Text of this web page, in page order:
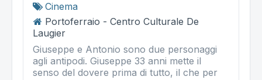
Cinema
Portoferraio - Centro Culturale De
Laugier
Giuseppe e Antonio sono due personaggi
agli antipodi. Giuseppe 33 anni mette il
senso del dovere prima di tutto, il che per